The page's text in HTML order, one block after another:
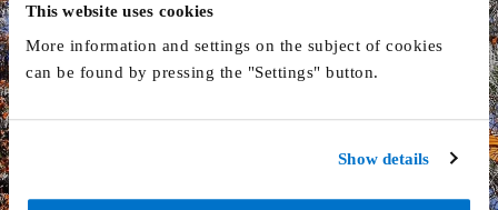
This website uses cookies
More information and settings on the subject of cookies
can be found by pressing the "Settings" button.
Show details